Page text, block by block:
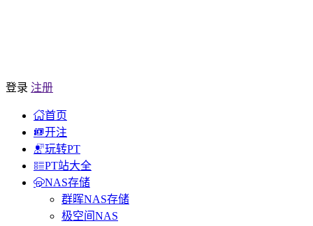
登录 注册
首页
开注
玩转PT
PT站大全
NAS存储
群晖NAS存储
极空间NAS